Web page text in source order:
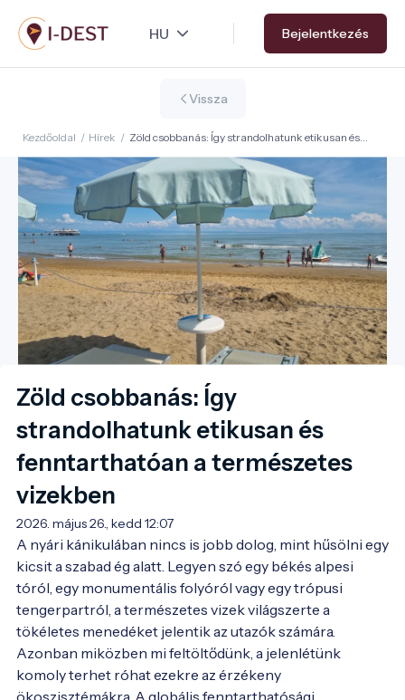
Ugrás
a
tartalomra
Bejelentkezés
Vissza
Kezdőoldal / Hírek / Zöld csobbanás: Így strandolhatunk etikusan és
fenntarthatóan a természetes vizekben
Zöld csobbanás: Így
strandolhatunk etikusan és
fenntarthatóan a természetes
vizekben
2026. május 26., kedd 12:07
A nyári kánikulában nincs is jobb dolog, mint hűsölni egy
kicsit a szabad ég alatt. Legyen szó egy békés alpesi
tóról, egy monumentális folyóról vagy egy trópusi
tengerpartról, a természetes vizek világszerte a
tökéletes menedéket jelentik az utazók számára.
Azonban miközben mi feltöltődünk, a jelenlétünk
komoly terhet róhat ezekre az érzékeny
ökoszisztémákra. A globális fenntarthatósági